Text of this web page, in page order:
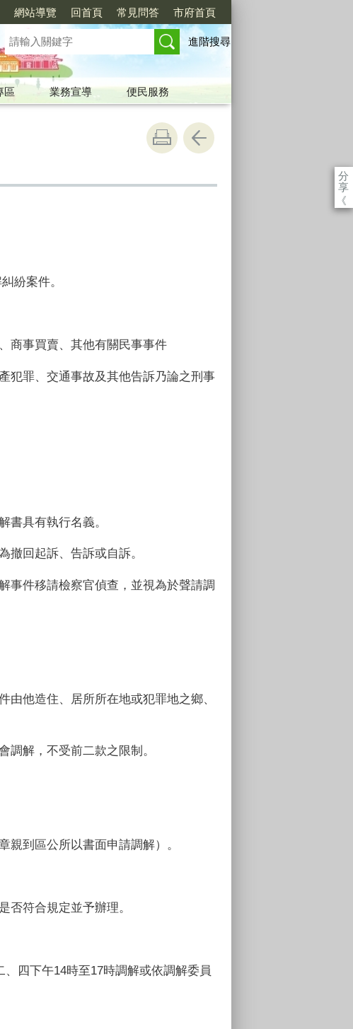
網站導覽 回首頁 常見問答 市府首頁
進階搜尋
區 業務宣導
便民服務
分
享
《
紛案件。
商事買賣、其他有關民事事件
犯罪、交通事故及其他告訴乃論之刑事
書具有執行名義。
撤回起訴、告訴或自訴。
事件移請檢察官偵查，並視為於聲請調
他造住、居所所在地或犯罪地之鄉、
調解，不受前二款之限制。
親到區公所以書面申請調解）。
否符合規定並予辦理。
四下午14時至17時調解或依調解委員